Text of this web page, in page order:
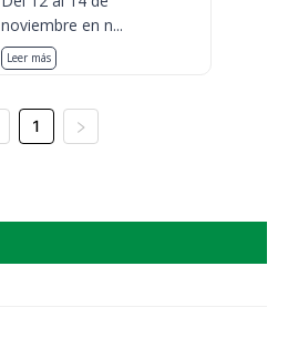
noviembre en n...
Leer más
1